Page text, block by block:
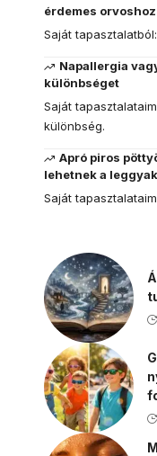
érdemes
Saját
Napallergia
különbséget
Saját
különbség.
Apró piros
lehetnek a
Saját